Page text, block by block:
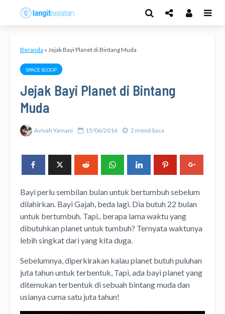
Beranda » Jejak Bayi Planet di Bintang Muda
SPACE SCOOP
Jejak Bayi Planet di Bintang
Muda
Avivah Yamani 15/06/2016 2 menit baca
Bayi perlu sembilan bulan untuk bertumbuh sebelum
dilahirkan. Bayi Gajah, beda lagi. Dia butuh 22 bulan
untuk bertumbuh. Tapi.. berapa lama waktu yang
dibutuhkan planet untuk tumbuh? Ternyata waktunya
lebih singkat dari yang kita duga.
Sebelumnya, diperkirakan kalau planet butuh puluhan
juta tahun untuk terbentuk, Tapi, ada bayi planet yang
ditemukan terbentuk di sebuah bintang muda dan
usianya cuma satu juta tahun!